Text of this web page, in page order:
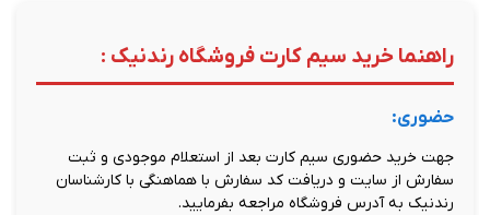
راهنما خرید سیم کارت فروشگاه رندنیک :
حضوری:
جهت خرید حضوری سیم کارت بعد از استعلام موجودی و ثبت
سفارش از سایت و دریافت کد سفارش با هماهنگی با کارشناسان
رندنیک به آدرس فروشگاه مراجعه بفرمایید.